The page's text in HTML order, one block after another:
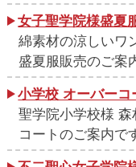
女子聖学院様盛夏
綿素材の涼しいワ
盛夏服販売のご案
小学校 オーバー
聖学院小学校様
コートのご案内で